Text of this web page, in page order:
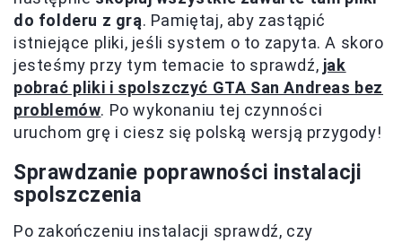
do folderu z grą. Pamiętaj, aby zastąpić
istniejące pliki, jeśli system o to zapyta. A skoro
jesteśmy przy tym temacie to sprawdź, jak
pobrać pliki i spolszczyć GTA San Andreas bez
problemów. Po wykonaniu tej czynności
uruchom grę i ciesz się polską wersją przygody!
Sprawdzanie poprawności instalacji
spolszczenia
Po zakończeniu instalacji sprawdź, czy